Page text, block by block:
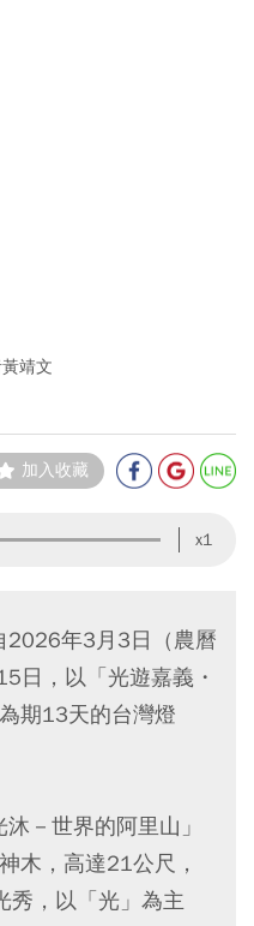
靖文
加入收藏
x1
2026年3月3日（農曆
日，以「光遊嘉義・
期13天的台灣燈
－世界的阿里山」
木，高達21公尺，
秀，以「光」為主